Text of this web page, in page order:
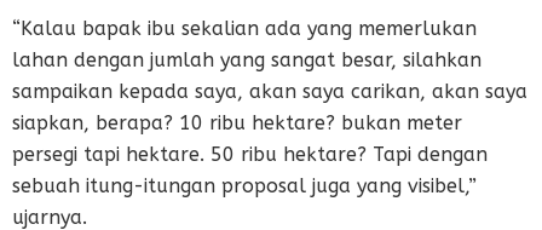
“Kalau bapak ibu sekalian ada yang memerlukan
lahan dengan jumlah yang sangat besar, silahkan
sampaikan kepada saya, akan saya carikan, akan saya
siapkan, berapa? 10 ribu hektare? bukan meter
persegi tapi hektare. 50 ribu hektare? Tapi dengan
sebuah itung-itungan proposal juga yang visibel,”
ujarnya.